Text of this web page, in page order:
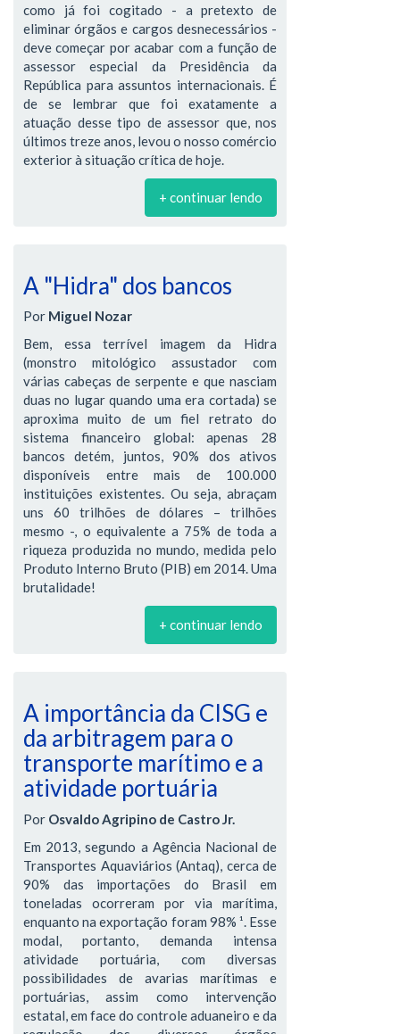
como já foi cogitado - a pretexto de
eliminar órgãos e cargos desnecessários -
deve começar por acabar com a função de
assessor especial da Presidência da
República para assuntos internacionais. É
de se lembrar que foi exatamente a
atuação desse tipo de assessor que, nos
últimos treze anos, levou o nosso comércio
exterior à situação crítica de hoje.
+ continuar lendo
A "Hidra" dos bancos
Por Miguel Nozar
Bem, essa terrível imagem da Hidra
(monstro mitológico assustador com
várias cabeças de serpente e que nasciam
duas no lugar quando uma era cortada) se
aproxima muito de um fiel retrato do
sistema financeiro global: apenas 28
bancos detém, juntos, 90% dos ativos
disponíveis entre mais de 100.000
instituições existentes. Ou seja, abraçam
uns 60 trilhões de dólares – trilhões
mesmo -, o equivalente a 75% de toda a
riqueza produzida no mundo, medida pelo
Produto Interno Bruto (PIB) em 2014. Uma
brutalidade!
+ continuar lendo
A importância da CISG e
da arbitragem para o
transporte marítimo e a
atividade portuária
Por Osvaldo Agripino de Castro Jr.
Em 2013, segundo a Agência Nacional de
Transportes Aquaviários (Antaq), cerca de
90% das importações do Brasil em
toneladas ocorreram por via marítima,
enquanto na exportação foram 98% ¹. Esse
modal, portanto, demanda intensa
atividade portuária, com diversas
possibilidades de avarias marítimas e
portuárias, assim como intervenção
estatal, em face do controle aduaneiro e da